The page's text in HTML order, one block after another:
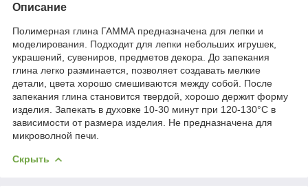
Описание
Полимерная глина ГАММА предназначена для лепки и
моделирования. Подходит для лепки небольших игрушек,
украшений, сувениров, предметов декора. До запекания
глина легко разминается, позволяет создавать мелкие
детали, цвета хорошо смешиваются между собой. После
запекания глина становится твердой, хорошо держит форму
изделия. Запекать в духовке 10-30 минут при 120-130°C в
зависимости от размера изделия. Не предназначена для
микроволной печи.
Скрыть